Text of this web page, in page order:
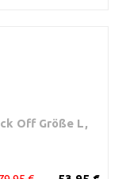
Off Größe L,